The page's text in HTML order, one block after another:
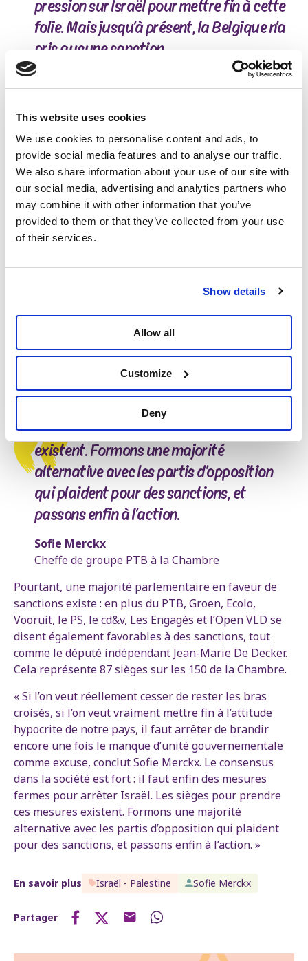
This website uses cookies
We use cookies to personalise content and ads, to
provide social media features and to analyse our traffic.
We also share information about your use of our site with
our social media, advertising and analytics partners who
may combine it with other information that you’ve
provided to them or that they’ve collected from your use
of their services.
Show details
Allow all
Customize
Deny
pression sur Israël pour mettre fin à cette
folie. Mais jusqu’à présent, la Belgique n’a
pris aucune sanction.
Sofie Merckx
Cheffe de groupe PTB à la Chambre
Gaza est affamée par le blocus israélien, les
humanitaires témoignent de la gravité extrême de la
situation, et des experts de l’ONU parlent
ouvertement de génocide. Israël ne laisse aux
Palestiniens de Gaza que deux choix : mourir sous les
bombes ou mourir de faim. Même dans les soi-disant
points de distribution d’aide, plus de 1 000 personnes
ont déjà été abattues alors qu’elles cherchaient de la
culturelles, académiques et sportives pourraient
exercer une pression sur Israël pour mettre fin à
cette folie, poursuit Sofie Merckx. C’est aussi ainsi que
le régime d’apartheid en Afrique du Sud a été
renversé. Mais jusqu’à présent, la Belgique n’a pris
Les sièges pour prendre ces mesures
existent. Formons une majorité
alternative avec les partis d’opposition
qui plaident pour des sanctions, et
passons enfin à l’action.
Sofie Merckx
Cheffe de groupe PTB à la Chambre
Pourtant, une majorité parlementaire en faveur de
sanctions existe : en plus du PTB, Groen, Ecolo,
Vooruit, le PS, le cd&v, Les Engagés et l’Open VLD se
disent également favorables à des sanctions, tout
comme le député indépendant Jean-Marie De Decker.
Cela représente 87 sièges sur les 150 de la Chambre.
« Si l’on veut réellement cesser de rester les bras
croisés, si l’on veut vraiment mettre fin à l’attitude
hypocrite de notre pays, il faut arrêter de brandir
encore une fois le manque d’unité gouvernementale
comme excuse, conclut Sofie Merckx. Le consensus
dans la société est fort : il faut enfin des mesures
fermes pour arrêter Israël. Les sièges pour prendre
ces mesures existent. Formons une majorité
alternative avec les partis d’opposition qui plaident
pour des sanctions, et passons enfin à l’action. »
En savoir plus Israël - Palestine Sofie Merckx
Partager